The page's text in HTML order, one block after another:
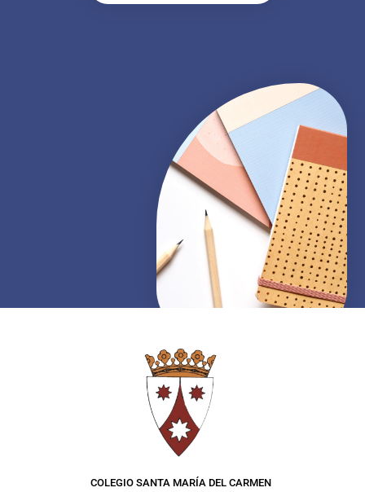
COLEGIO SANTA MARÍA DEL CARMEN